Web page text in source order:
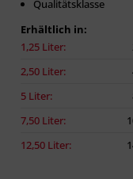
Qualitätsklasse
Erhältlich in:
1,25 Liter:
2,50 Liter:
5 Liter:
7,50 Liter:
12,50 Liter: